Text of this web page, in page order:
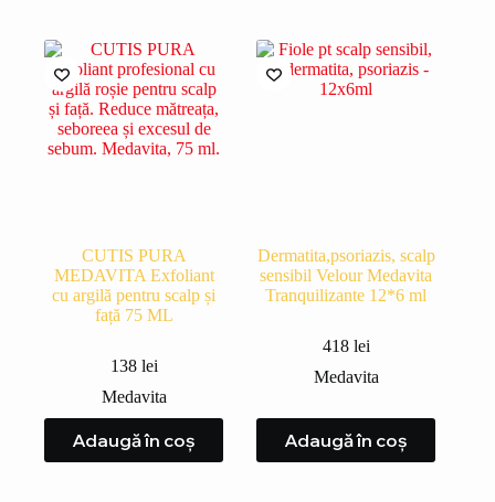
CUTIS PURA
MEDAVITA Exfoliant
cu argilă pentru scalp și
față 75 ML
138 lei
Medavita
Adaugă în coș
Dermatita,psoriazis, scalp
sensibil Velour Medavita
Tranquilizante 12*6 ml
418 lei
Medavita
Adaugă în coș